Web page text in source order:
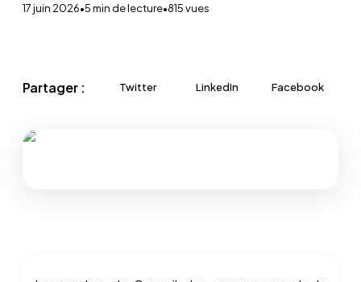
17 juin 2026•5min de lecture•815vues
Partager : Twitter LinkedIn Facebook